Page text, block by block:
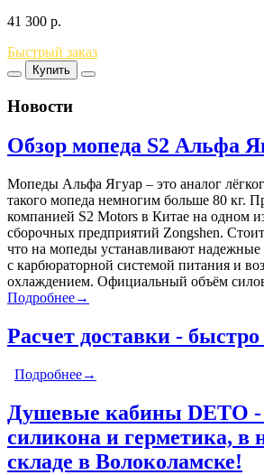
41 300 р.
Быстрый заказ
Купить
Новости
Обзор мопеда S2 Альфа
Мопеды Альфа Ягуар – это аналог
такого мопеда немногим больше 80 кг.
компанией S2 Motors в Китае на одном
сборочных предприятий Zongshen.
что на мопеды устанавливают надежные
с карбюраторной системой питания и
охлаждением. Официальный объём
Подробнее→
Расчет доставки -
Подробнее→
Душевые кабины DETO -
силикона и герметика, в
складе в Волоколамске!